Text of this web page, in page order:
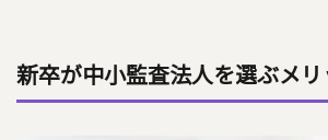
新卒が中小監査法人を選ぶメリ